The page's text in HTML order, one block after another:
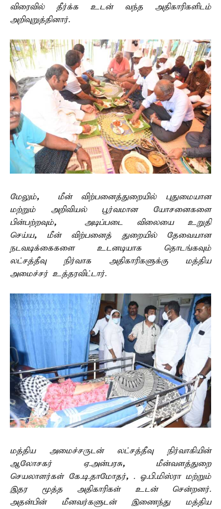
விரைவில் தீர்க்க உடன் வந்த அதிகாரிகளிடம்
அறிவுறுத்தினார்.
மேலும்,
மீன் விற்பனைத்துறையில் புதுமையான
மற்றும் அறிவியல் பூர்வமான யோசனைகளை
பின்பற்றவும்,
அடிப்படை விலையை உறுதி
செய்ய,
மீன் விற்பனைத் துறையில் தேவையான
நடவடிக்கைகளை உடனடியாக தொடங்கவும்
லட்சத்தீவு நிர்வாக அதிகாரிகளுக்கு மத்திய
அமைச்சர் உத்தரவிட்டார்.
மத்திய அமைச்சருடன் லட்சத்தீவு நிர்வாகியின்
ஆலோசகர் ஏ.அன்பரசு,
மீன்வளத்துறை
செயலாளர்கள் கே.டி.தாமோதர், . ஓ.பி.மிஸ்ரா மற்றும்
இதர மூத்த அதிகாரிகள் உடன் சென்றனர்.
அதன்பின் மீனவர்களுடன் இணைந்து மத்திய